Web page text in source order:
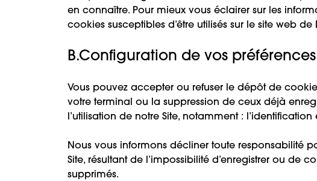
en connaître. Pour mieux vous éclairer sur les
cookies susceptibles d’être utilisés sur le site web
B.Configuration de vos
Vous pouvez accepter ou refuser le dépôt de
votre terminal ou la suppression de ceux déjà
l’utilisation de notre Site, notamment :
Nous vous informons décliner toute responsabilité
Site, résultant de l’impossibilité d’enregistrer ou de
supprimés.